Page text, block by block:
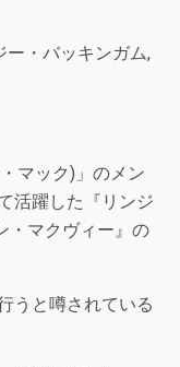
・バッキンガム,
マック)」のメン
活躍した『リンジ
・マクヴィー』の
うと噂されている